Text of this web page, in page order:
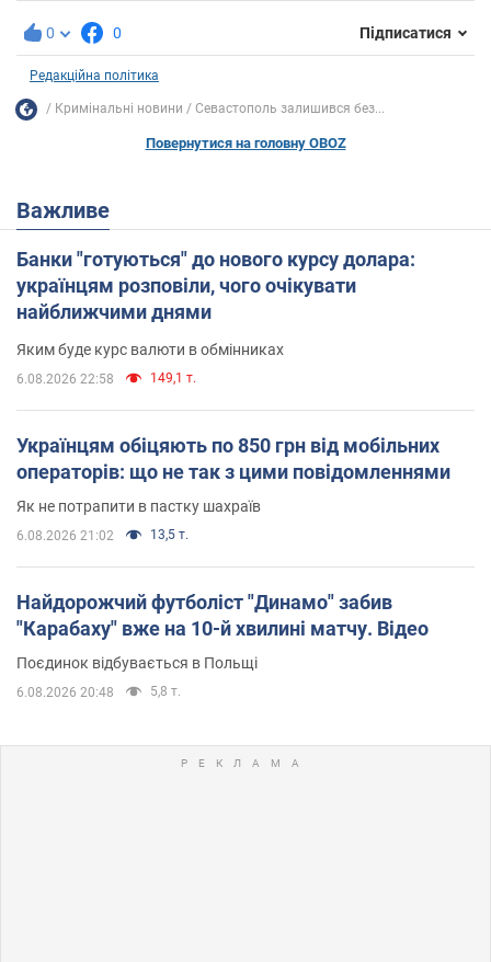
0 0 Підписатися
Редакційна політика
Кримінальні новини Севастополь залишився без...
Повернутися на головну OBOZ
Важливе
Банки "готуються" до нового курсу долара:
українцям розповіли, чого очікувати
найближчими днями
Яким буде курс валюти в обмінниках
6.08.2026 22:58 149,1 т.
Українцям обіцяють по 850 грн від мобільних
операторів: що не так з цими повідомленнями
Як не потрапити в пастку шахраїв
6.08.2026 21:02 13,5 т.
Найдорожчий футболіст "Динамо" забив
"Карабаху" вже на 10-й хвилині матчу. Відео
Поєдинок відбувається в Польщі
6.08.2026 20:48 5,8 т.